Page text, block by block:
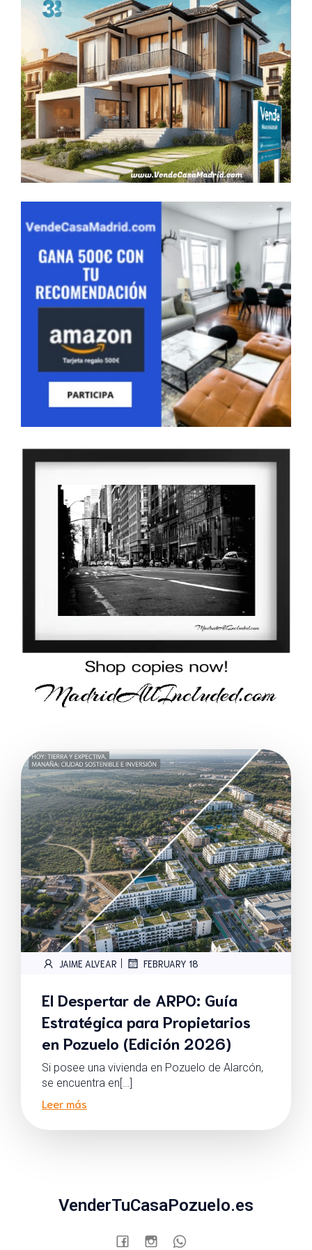
JAIME ALVEAR | FEBRUARY 18
El Despertar de ARPO: Guía
Estratégica para Propietarios
en Pozuelo (Edición 2026)
Si posee una vivienda en Pozuelo de Alarcón,
se encuentra en[…]
Leer más
VenderTuCasaPozuelo.es